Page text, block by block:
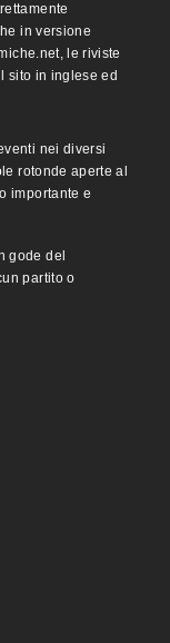
in versione
le riviste
sito in inglese ed
nei diversi
rotonde aperte al
importante e
gode del
partito o